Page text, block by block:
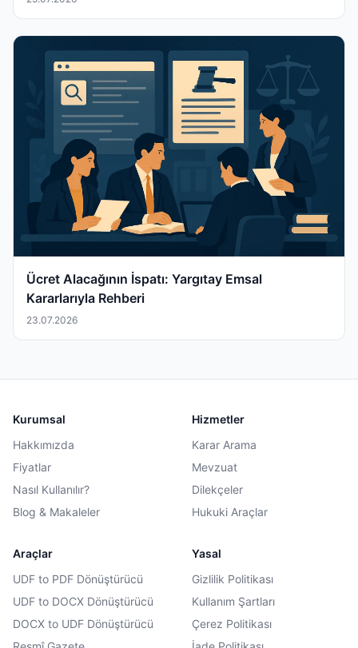
Ücret Alacağının İspatı: Yargıtay Emsal
Kararlarıyla Rehberi
23.07.2026
Kurumsal
Hakkımızda
Fiyatlar
Nasıl Kullanılır?
Blog & Makaleler
Hizmetler
Karar Arama
Mevzuat
Dilekçeler
Hukuki Araçlar
Araçlar
UDF to PDF Dönüştürücü
UDF to DOCX Dönüştürücü
DOCX to UDF Dönüştürücü
Yasal
Gizlilik Politikası
Kullanım Şartları
Çerez Politikası